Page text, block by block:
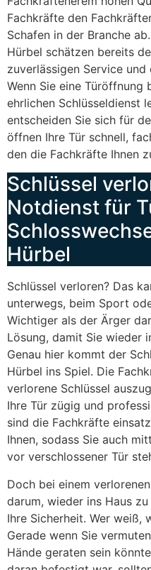
Fachkräfte den
Schafen in der Branche
Hürbel schätzen bereits
zuverlässigen Service
Wenn Sie eine Türöffnung
ehrlichen Schlüsseldienst
entscheiden Sie sich für
öffnen Ihre Tür schnell,
den die Fachkräfte Ihnen
Schlüssel
Notdienst für
Hürbel
Schlüssel verloren? Das
unterwegs, beim Sport
Wichtiger als der Ärger
Lösung, damit Sie wieder
Genau hier kommt der
Hürbel ins Spiel. Die
verlorene Schlüssel
Ihre Tür zügig und
sind die Fachkräfte
Ihnen, sodass Sie auch
vor verschlossener Tür
Doch bei einem
darum, wieder ins Haus
Ihre Sicherheit. Wer weiß,
Gerade wenn Sie
Hände geraten sein